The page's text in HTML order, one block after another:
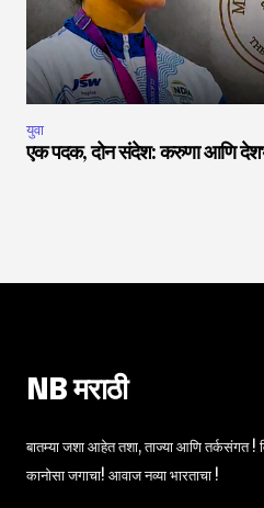
युवा
एक पदक, दोन संदेश: करुणा आणि
NB मराठी
बातम्या जशा आहेत तशा, ताज्या आणि तर्कसंगत !
कानोसा जगाचा! आवाज नव्या भारताचा !